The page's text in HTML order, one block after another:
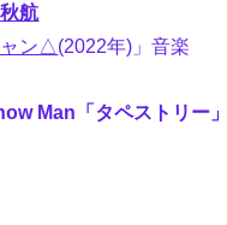
航
ャン△(2022年)」音楽
Man「タペストリー」